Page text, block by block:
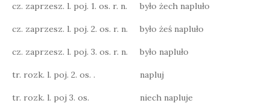
cz. zaprzesz. l. poj. 1. os. r. n. było żech napluło
cz. zaprzesz. l. poj. 2. os. r. n. było żeś napluło
cz. zaprzesz. l. poj. 3. os. r. n. było napluło
tr. rozk. l. poj. 2. os. . napluj
tr. rozk. l. poj 3. os. niech napluje